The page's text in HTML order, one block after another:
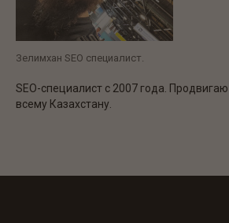
Зелимхан SEO специалист.
SEO-специалист с 2007 года.
всему Казахстану.